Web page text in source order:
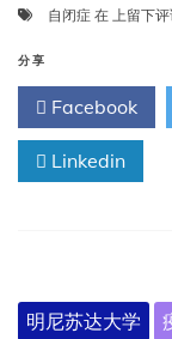
自闭症 在 FDA
行
动
提
供
治
症
状
上留下
分享
Facebook
Linkedin
明尼苏达大学